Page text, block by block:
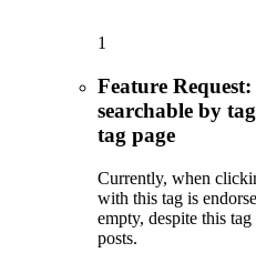
1
Feature
searchable by
tag page
Currently, when
with this tag is
empty, despite this
posts.